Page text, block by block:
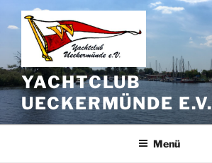
Zum
Inhalt
springen
YACHTCLUB
UECKERMÜNDE E.V.
Menü